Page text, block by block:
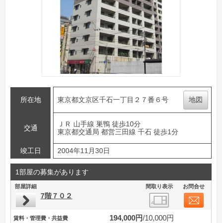
所在地 東京都文京区千石一丁目２７番６号 地図
交通
ＪＲ 山手線 巣鴨 徒歩10分
東京都交通局 都営三田線 千石 徒歩1分
竣工日 2004年11月30日
1部屋の募集があります
部屋詳細 間取り表示 お問合せ
7階７０２
賃料・管理費・共益費 194,000円 10,000円